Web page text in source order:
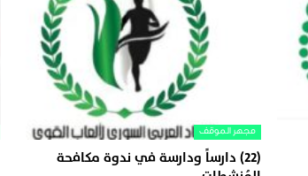
مجهر الموقف
(22) دارساً ودارسة في ندوة مكافحة